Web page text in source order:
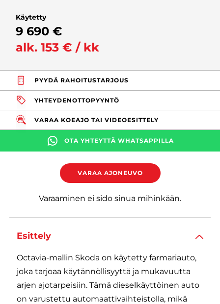
Käytetty
9 690 €
alk. 153 € / kk
PYYDÄ RAHOITUSTARJOUS
YHTEYDENOTTOPYYNTÖ
VARAA KOEAJO TAI VIDEOESITTELY
OTA YHTEYTTÄ WHATSAPPILLA
VARAA AJONEUVO
Varaaminen ei sido sinua mihinkään.
Esittely
Octavia-mallin Skoda on käytetty farmariauto,
joka tarjoaa käytännöllisyyttä ja mukavuutta
arjen ajotarpeisiin. Tämä dieselkäyttöinen auto
on varustettu automaattivaihteistolla, mikä